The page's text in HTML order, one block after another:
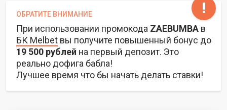
ОБРАТИТЕ ВНИМАНИЕ
При использовании промокода ZAEBUMBA в
БК Melbet вы получите повышенный бонус до
19 500 рублей на первый депозит. Это
реально дофига бабла!
Лучшее время что бы начать делать ставки!